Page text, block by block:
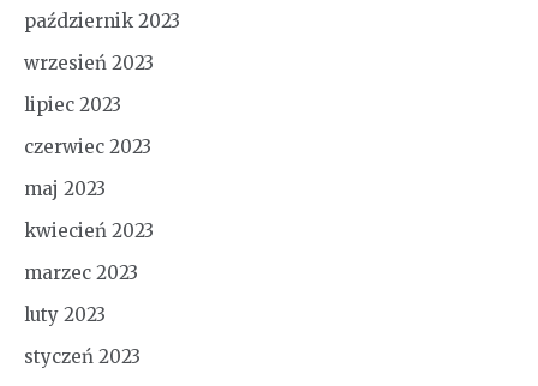
październik 2023
wrzesień 2023
lipiec 2023
czerwiec 2023
maj 2023
kwiecień 2023
marzec 2023
luty 2023
styczeń 2023